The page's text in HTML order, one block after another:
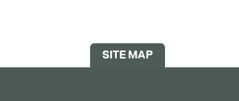
SITE MAP